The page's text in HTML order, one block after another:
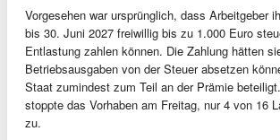
Vorgesehen war ursprünglich, dass Arbeitgeber
bis 30. Juni 2027 freiwillig bis zu 1.000 Euro
Entlastung zahlen können. Die Zahlung hätten
Betriebsausgaben von der Steuer absetzen
Staat zumindest zum Teil an der Prämie
stoppte das Vorhaben am Freitag, nur 4 von 16
zu.